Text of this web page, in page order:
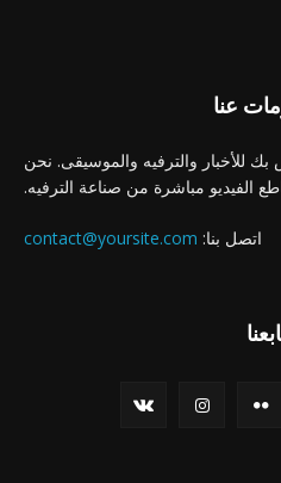
عنا
للأخبار والترفيه والموسيقى. نحن
الفيديو مباشرة من صناعة الترفيه.
اتصل بنا: contact@yoursite.com